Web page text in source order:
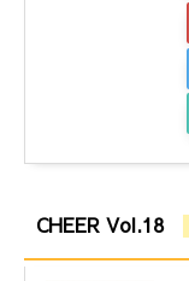
CHEER Vol.18